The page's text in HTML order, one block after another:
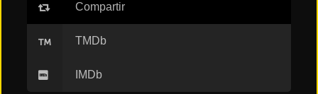
Estrenos
de Cine
Compartir
TMDb
IMDb